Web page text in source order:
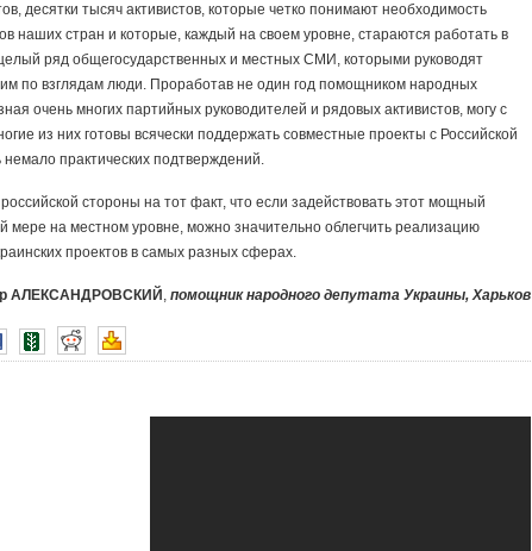
десятки тысяч активистов, которые четко понимают необходимость
наших стран и которые, каждый на своем уровне, стараются работать в
ряд общегосударственных и местных СМИ, которыми руководят
по взглядам люди. Проработав не один год помощником народных
очень многих партийных руководителей и рядовых активистов, могу с
из них готовы всячески поддержать совместные проекты с Российской
практических подтверждений.
стороны на тот факт, что если задействовать этот мощный
мере на местном уровне, можно значительно облегчить реализацию
проектов в самых разных сферах.
АЛЕКСАНДРОВСКИЙ , помощник народного депутата Украины, Харьков